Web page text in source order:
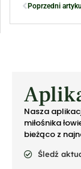
Poprzedni
Nasza
miłośnika
bieżąco z
Śledź